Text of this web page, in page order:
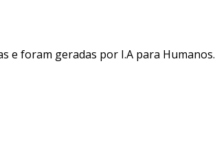
e foram geradas por I.A para Humanos.